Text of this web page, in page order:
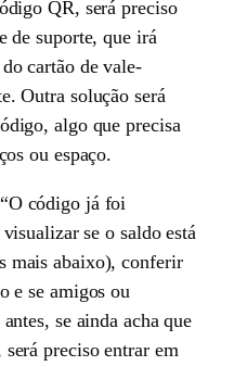
QR, será preciso
de suporte, que irá
cartão de vale-
Outra solução será
algo que precisa
ou espaço.
código já foi
se o saldo está
mais abaixo), conferir
e se amigos ou
se ainda acha que
será preciso entrar em